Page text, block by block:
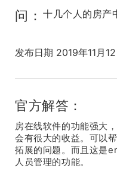
问： 十几个人的房产
发布日期 2019年11月12
官方解答：
房在线软件的功能强大
会有很大的收益。可以
拓展的问题。而且这是
人员管理的功能。